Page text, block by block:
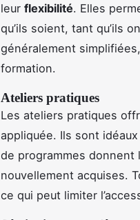
leur flexibilité. Elles
qu’ils soient, tant qu’ils
généralement
formation.
Ateliers pratiques
Les ateliers pratiques
appliquée. Ils sont
de programmes donnent
nouvellement acquises.
ce qui peut limiter